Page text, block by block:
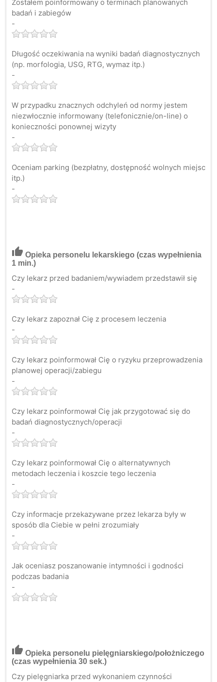
Zostałem poinformowany o terminach planowanych
badań i zabiegów
-
Długość oczekiwania na wyniki badań diagnostycznych
(np. morfologia, USG, RTG, wymaz itp.)
-
W przypadku znacznych odchyleń od normy jestem
niezwłocznie informowany (telefonicznie/on-line) o
konieczności ponownej wizyty
-
Oceniam parking (bezpłatny, dostępność wolnych miejsc
itp.)
-
thumb_up Opieka personelu lekarskiego (czas wypełnienia
1 min.)
Czy lekarz przed badaniem/wywiadem przedstawił się
-
Czy lekarz zapoznał Cię z procesem leczenia
-
Czy lekarz poinformował Cię o ryzyku przeprowadzenia
planowej operacji/zabiegu
-
Czy lekarz poinformował Cię jak przygotować się do
badań diagnostycznych/operacji
-
Czy lekarz poinformował Cię o alternatywnych
metodach leczenia i koszcie tego leczenia
-
Czy informacje przekazywane przez lekarza były w
sposób dla Ciebie w pełni zrozumiały
-
Jak oceniasz poszanowanie intymności i godności
podczas badania
-
thumb_up Opieka personelu pielęgniarskiego/położniczego
(czas wypełnienia 30 sek.)
Czy pielęgniarka przed wykonaniem czynności